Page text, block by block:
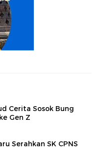
Cerita Sosok Bung
Gen Z
Serahkan SK CPNS